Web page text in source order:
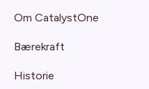
Om CatalystOne
Bærekraft
Historie